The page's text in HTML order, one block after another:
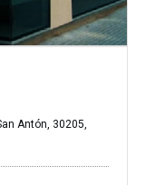
Antón, 30205,